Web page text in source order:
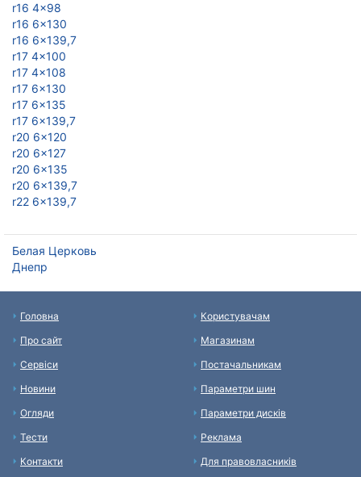
r16 4x98
r16 6x130
r16 6x139,7
r17 4x100
r17 4x108
r17 6x130
r17 6x135
r17 6x139,7
r20 6x120
r20 6x127
r20 6x135
r20 6x139,7
r22 6x139,7
Белая Церковь
Днепр
Головна
Про сайт
Сервіси
Новини
Огляди
Тести
Контакти
Користувачам
Магазинам
Постачальникам
Параметри шин
Параметри дисків
Реклама
Для правовласників